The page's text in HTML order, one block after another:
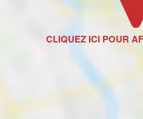
an
Gaz Effet de Serre